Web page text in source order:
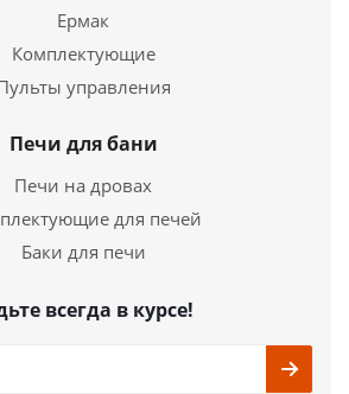
Купить в 1 клик
Ермак
Комплектующие
управления
Печи для бани
Печи на дровах
для печей
Баки для печи
всегда в курсе!